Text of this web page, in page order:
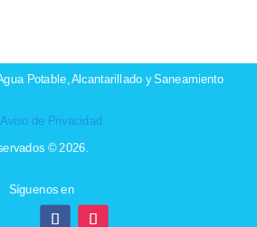
Potable, Alcantarillado y Saneamiento
Aviso de Privacidad
© 2026.
Síguenos en